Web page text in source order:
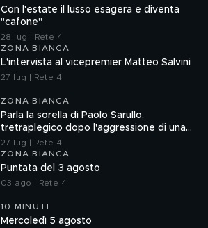
Con l'estate il lusso esagera e diventa
"cafone"
28 lug | Rete 4
ZONA BIANCA
L'intervista al vicepremier Matteo Salvini
27 lug | Rete 4
ZONA BIANCA
Parla la sorella di Paolo Sarullo,
tretraplegico dopo l'aggressione di una
baby gang
27 lug | Rete 4
ZONA BIANCA
Puntata del 3 agosto
03 ago | Rete 4
10 MINUTI
Mercoledì 5 agosto